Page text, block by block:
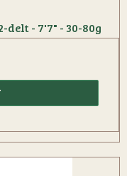
- 7'7" - 30-80g